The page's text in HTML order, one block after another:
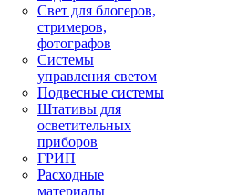
Свет для блогеров,
стримеров,
фотографов
Системы
управления светом
Подвесные системы
Штативы для
осветительных
приборов
ГРИП
Расходные
материалы